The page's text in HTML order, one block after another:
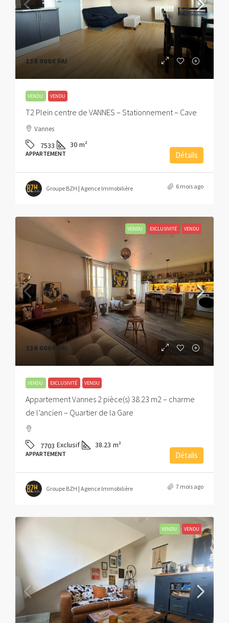
138 000€ FAI
VENDU VENDU
T2 Plein centre de VANNES – Stationnement – Cave
Vannes
7533 30 m²
APPARTEMENT Détails
Groupe BZH | Agence Immobilière 6 mois ago
VENDU EXCLUSIVITÉ VENDU
130 000€FAI
VENDU EXCLUSIVITÉ VENDU
Appartement Vannes 2 pièce(s) 38.23 m2 – charme
de l’ancien – Quartier de la Gare
7703 Exclusif 38.23 m²
APPARTEMENT Détails
Groupe BZH | Agence Immobilière 7 mois ago
VENDU VENDU